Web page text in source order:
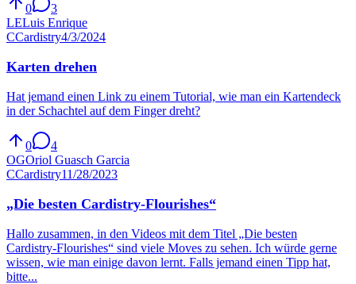
0
3
LELuis Enrique
CCardistry4/3/2024
Karten drehen
Hat jemand einen Link zu einem Tutorial, wie man ein Kartendeck
in der Schachtel auf dem Finger dreht?
0
4
OGOriol Guasch Garcia
CCardistry11/28/2023
„Die besten Cardistry-Flourishes“
Hallo zusammen, in den Videos mit dem Titel „Die besten
Cardistry-Flourishes“ sind viele Moves zu sehen. Ich würde gerne
wissen, wie man einige davon lernt. Falls jemand einen Tipp hat,
bitte...